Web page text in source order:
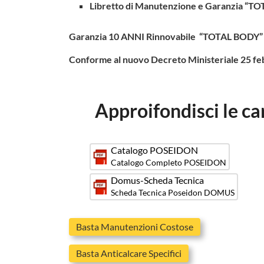
Libretto di Manutenzione e Garanzia
Garanzia 10 ANNI Rinnovabile “TOTAL BODY”
Conforme al nuovo Decreto Ministeriale 25
Approifondisci le
Catalogo POSEIDON
Catalogo Completo POSEIDON
Domus-Scheda Tecnica
Scheda Tecnica Poseidon DOMUS
Basta Manutenzioni Costose
Basta Anticalcare Specifici